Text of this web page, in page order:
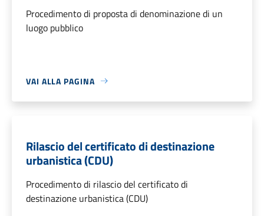
Procedimento di proposta di denominazione di un
luogo pubblico
VAI ALLA PAGINA
Rilascio del certificato di destinazione
urbanistica (CDU)
Procedimento di rilascio del certificato di
destinazione urbanistica (CDU)